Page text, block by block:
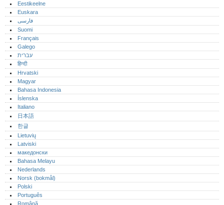
Eestikeelne
Euskara
فارسی
Suomi
Français
Galego
עברית
हिन्दी
Hrvatski
Magyar
Bahasa Indonesia
Íslenska
Italiano
日本語
한글
Lietuvių
Latviski
македонски
Bahasa Melayu
Nederlands
Norsk (bokmål)‎
Polski
Português‎
Română